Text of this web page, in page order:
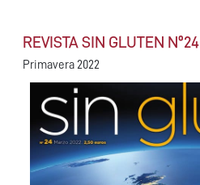
REVISTA SIN GLUTEN Nº24
Primavera 2022